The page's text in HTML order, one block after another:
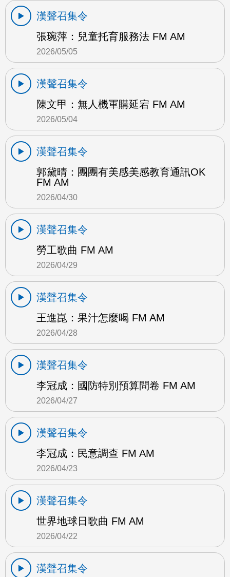
漢聲召集令
張琬萍：兒童托育服務法 FM AM
2026/05/05
漢聲召集令
陳文甲：無人機軍購延宕 FM AM
2026/05/04
漢聲召集令
郭黛晴：團團有美感美感教育通訊OK
FM AM
2026/04/30
漢聲召集令
勞工歌曲 FM AM
2026/04/29
漢聲召集令
王進崑：果汁怎麼喝 FM AM
2026/04/28
漢聲召集令
李冠成：國防特別預算問卷 FM AM
2026/04/27
漢聲召集令
李冠成：民意調查 FM AM
2026/04/23
漢聲召集令
世界地球日歌曲 FM AM
2026/04/22
漢聲召集令